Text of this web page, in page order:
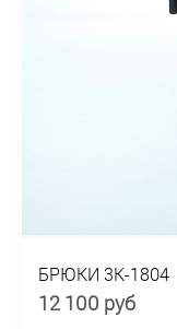
БРЮКИ 3К-1804
12 100 руб